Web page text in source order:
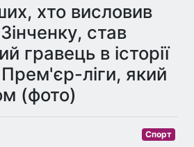
хто висловив
став
гравець в історії
Прем'єр-ліги, який
(фото)
Спорт